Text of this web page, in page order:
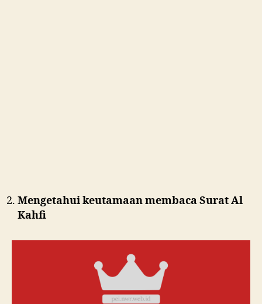
Mengetahui keutamaan membaca Surat Al
Kahfi